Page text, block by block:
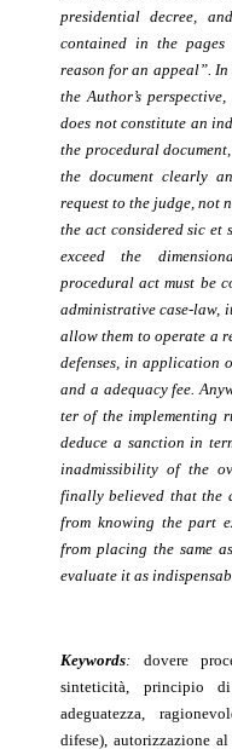
presidential decree,
contained in the
reason for an appeal”.
the Author’s
does not constitute an
the procedural
the document clearly
request to the judge, not
the act considered sic et
exceed the
procedural act must be
administrative case-law,
allow them to operate a
defenses, in application
and a adequacy fee.
ter of the implementing
deduce a sanction in
inadmissibility of the
finally believed that the
from knowing the part
from placing the same
evaluate it as
Keywords: dovere
sinteticità, principio
adeguatezza,
difese), autorizzazione